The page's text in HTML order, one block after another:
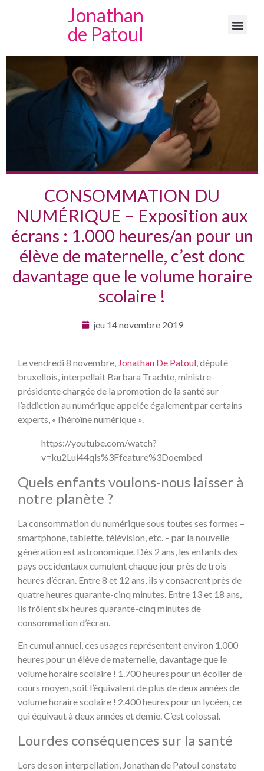
Jonathan
de Patoul
CONSOMMATION DU
NUMÉRIQUE – Exposition aux
écrans : 1.000 heures/an pour un
élève de maternelle, c’est donc
davantage que le volume horaire
scolaire !
jeu 14 novembre 2019
Le vendredi 8 novembre, Jonathan De Patoul, député
bruxellois, interpellait Barbara Trachte, ministre-
présidente chargée de la promotion de la santé sur
l’addiction au numérique appelée également par certains
experts, « l’héroïne numérique ».
https://youtube.com/watch?
v=ku2Lui44qls%3Ffeature%3Doembed
Quels enfants voulons-nous laisser à
notre planète ?
La consommation du numérique sous toutes ses formes –
smartphone, tablette, télévision, etc. – par la nouvelle
génération est astronomique. Dès 2 ans, les enfants des
pays occidentaux cumulent chaque jour près de trois
heures d’écran. Entre 8 et 12 ans, ils y consacrent près de
quatre heures quarante-cinq minutes. Entre 13 et 18 ans,
ils frôlent six heures quarante-cinq minutes de
consommation d’écran.
En cumul annuel, ces usages représentent environ 1.000
heures pour un élève de maternelle, davantage que le
volume horaire scolaire ! 1.700 heures pour un écolier de
cours moyen, soit l’équivalent de plus de deux années de
volume horaire scolaire ! 2.400 heures pour un lycéen, ce
qui équivaut à deux années et demie. C’est colossal.
Lourdes conséquences sur la santé
Lors de son interpellation, Jonathan de Patoul constate